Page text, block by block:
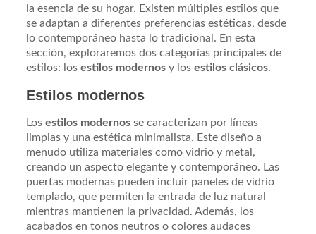
la esencia de su hogar. Existen múltiples estilos que
se adaptan a diferentes preferencias estéticas, desde
lo contemporáneo hasta lo tradicional. En esta
sección, exploraremos dos categorías principales de
estilos: losestilos modernos y losestilos clásicos.
Estilos modernos
Losestilos modernos se caracterizan por líneas
limpias y una estética minimalista. Este diseño a
menudo utiliza materiales como vidrio y metal,
creando un aspecto elegante y contemporáneo. Las
puertas modernas pueden incluir paneles de vidrio
templado, que permiten la entrada de luz natural
mientras mantienen la privacidad. Además, los
acabados en tonos neutros o colores audaces